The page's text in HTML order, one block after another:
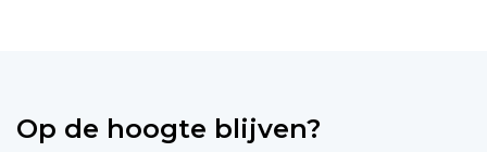
Op de hoogte blijven?